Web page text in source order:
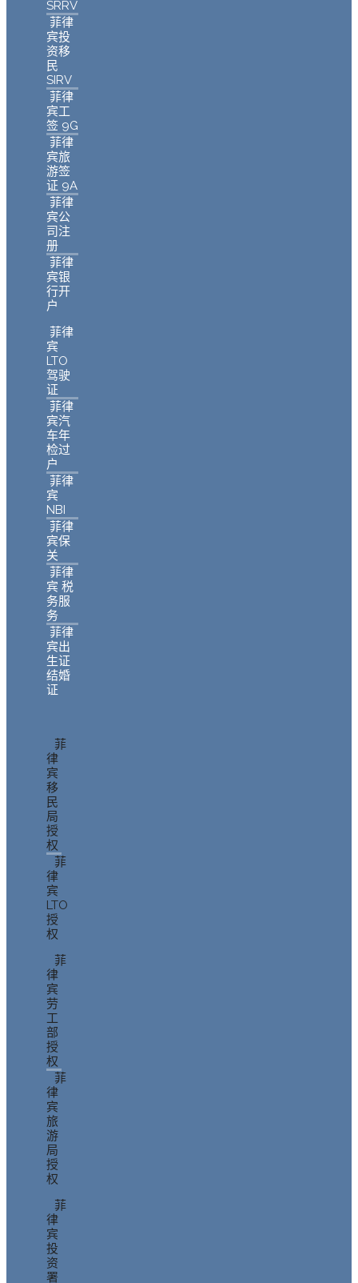
SRRV
菲律
宾投
资移
民
SIRV
菲律
宾工
签 9G
菲律
宾旅
游签
证 9A
菲律
宾公
司注
册
菲律
宾银
行开
户
菲律
宾
LTO
驾驶
证
菲律
宾汽
车年
检过
户
菲律
宾
NBI
菲律
宾保
关
菲律
宾 税
务服
务
菲律
宾出
生证
结婚
证
菲
律
宾
移
民
局
授
权
菲
律
宾
LTO
授
权
菲
律
宾
劳
工
部
授
权
菲
律
宾
旅
游
局
授
权
菲
律
宾
投
资
署